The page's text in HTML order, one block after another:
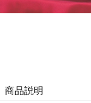
商品説明